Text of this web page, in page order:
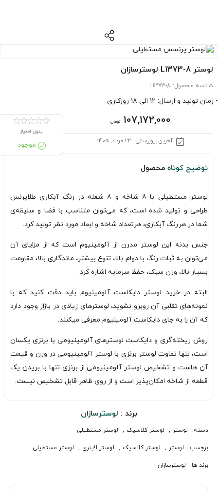
لوستر L1373-8 لوسترسازان
شناسه محصول: L1373-8
- زمان تولید و ارسال: 12 الی 18 روزکاری
107,172,000 تومان
آخرین بروزرسانی : 23 خرداد, 1405
بدون امتیاز
موجود
توضیح کوتاه محصول
لوستر مستطیلی با 8 شاخه و 8 شعله در رنگ آبکاری طلاپرنس
طراحی و تولید شده است، که می‌توان متناسب با فضا و سلیقه‌ی
شما در هررنگ آبکاری، هرتعداد شاخه و ابعاد مورد نظر تولید کرد.
جنس بدنه این لوستر مدرن از آلومینیوم است که از مزایای آن
می‌توان به ثبات رنگ با دوام بالا، تنوع بیشتر، ماندگاری بالا، مقاومت
بسیار بالا، وزن سبک، حفظ سرمایه اشاره کرد.
البته در خرید لوستر دایکاست آلومینیوم باید دقت کنید که با
نمونه‌های تقلبی آن روبرو نشوید، لوسترهای زیادی در بازار وجود دارد
که آن را به جای دایکاست آلومینیوم معرفی میکنند.
روش ریخته‌گری و دایکاست لوسترهای آلومینیومی با برنزی یکسان
است، تنها تفاوت لوستر برنزی با لوستر آلومینیومی در وزن و قیمت
آن هاست و تشخیص لوستر آلومینیومی از برنزی تنها با بریدن یک
قطعه از شاخه امکان‌پذیر است و از روی ظاهر قابل تشخیص نیست.
برند : لوسترسازان
دسته: لوستر , لوستر کلاسیک , لوستر مستطیلی
برچسب: لوستر , لوستر کلاسیک , لوستر لاینری , لوستر مستطیلی
برند ها: لوسترسازان